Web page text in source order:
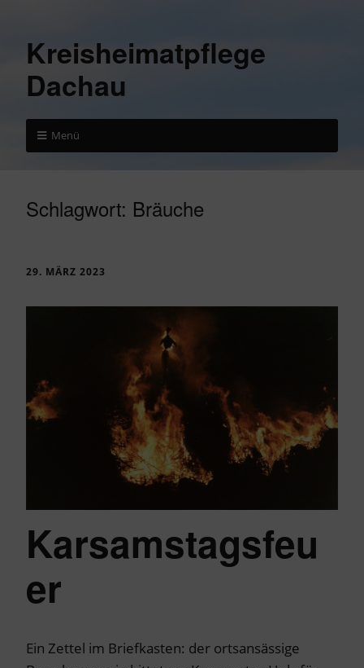
Kreisheimatpflege
Dachau
Menü
Schlagwort: Bräuche
29. MÄRZ 2023
Karsamstagsfeu
er
Ein Zettel im Briefkasten: der ortsansässige